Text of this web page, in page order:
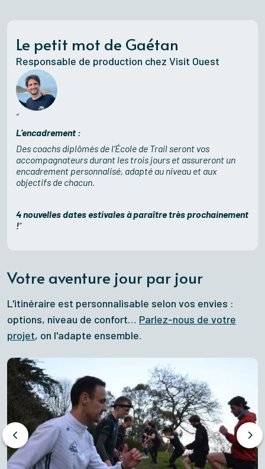
Le petit mot de Gaétan
Responsable de production chez Visit Ouest
L’encadrement :
Des coachs diplômés de l’École de Trail seront vos
accompagnateurs durant les trois jours et assureront un
encadrement personnalisé, adapté au niveau et aux
objectifs de chacun.
4 nouvelles dates estivales à paraître très prochainement
!
Votre aventure jour par jour
L'itinéraire est personnalisable selon vos envies :
options, niveau de confort… Parlez-nous de votre
projet, on l'adapte ensemble.